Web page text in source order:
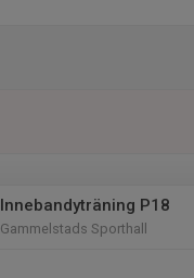
Innebandyträning P18
Gammelstads Sporthall